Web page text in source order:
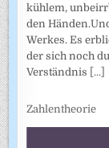
kühlem,
den
Werkes. Es
der sich noch
Verständnis [...]
Zahlentheorie